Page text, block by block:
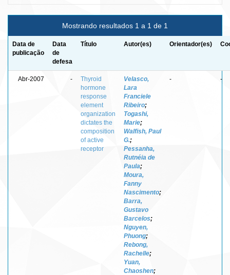
Mostrando resultados 1 a 1 de 1
Data de
publicação
Data
de
defesa
Título Autor(es) Orientador(es)
Abr-2007 -
Thyroid
hormone
response
element
organization
dictates the
composition
of active
receptor
Velasco,
Lara
Franciele
Ribeiro;
Togashi,
Marie;
Walfish, Paul
G.;
Pessanha,
Rutnéia de
Paula;
Moura,
Fanny
Nascimento;
Barra,
Gustavo
Barcelos;
Nguyen,
Phuong;
Rebong,
Rachelle;
Yuan,
Chaoshen;
- -